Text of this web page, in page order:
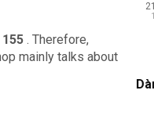
. Therefore,
mainly talks about